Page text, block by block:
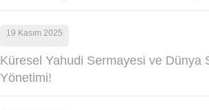
19 Kasım 2025
Küresel Yahudi Sermayesi ve Dünya
Yönetimi!